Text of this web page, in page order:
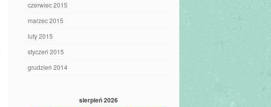
czerwiec 2015
marzec 2015
luty 2015
styczeń 2015
grudzień 2014
sierpień 2026